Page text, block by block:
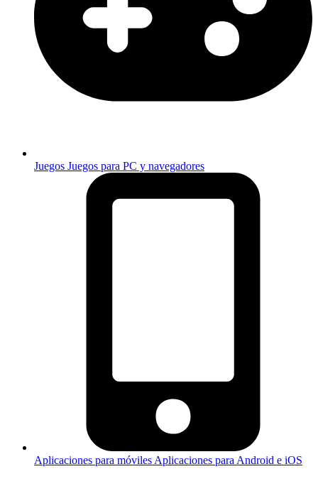
Juegos Juegos para PC y navegadores
Aplicaciones para móviles Aplicaciones para Android e iOS